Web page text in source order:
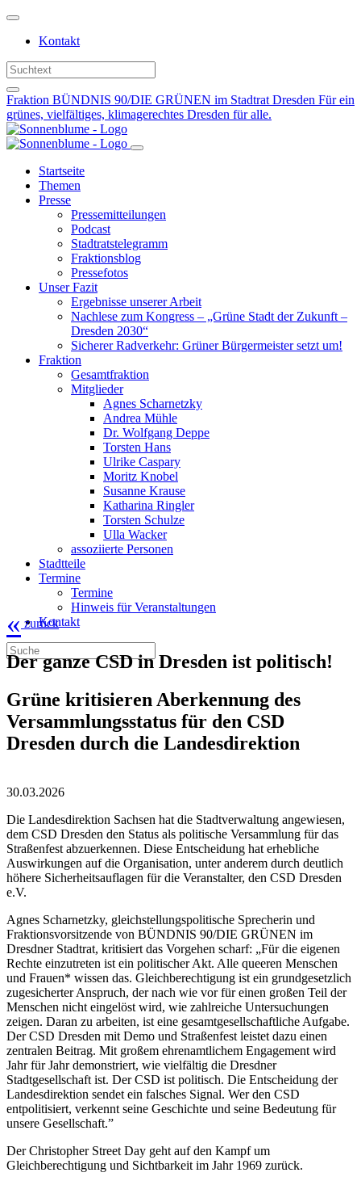
Weiter
Inhalt
Kontakt
Fraktion BÜNDNIS 90/DIE GRÜNEN im Stadtrat Dresden Für ein
grünes, vielfältiges, klimagerechtes Dresden für alle.
Startseite
Themen
Presse
Pressemitteilungen
Podcast
Stadtratstelegramm
Fraktionsblog
Pressefotos
Unser Fazit
Ergebnisse unserer Arbeit
Nachlese zum Kongress – „Grüne Stadt der Zukunft –
Dresden 2030“
Sicherer Radverkehr: Grüner Bürgermeister setzt um!
Fraktion
Gesamtfraktion
Mitglieder
Agnes Scharnetzky
Andrea Mühle
Dr. Wolfgang Deppe
Torsten Hans
Ulrike Caspary
Moritz Knobel
Susanne Krause
Katharina Ringler
Torsten Schulze
Ulla Wacker
assoziierte Personen
Stadtteile
Termine
Termine
Hinweis für Veranstaltungen
Kontakt
« zurück
Der ganze CSD in Dresden ist politisch!
Grüne kritisieren Aberkennung des
Versammlungsstatus für den CSD
Dresden durch die Landesdirektion
30.03.2026
Die Landesdirektion Sachsen hat die Stadtverwaltung angewiesen,
dem CSD Dresden den Status als politische Versammlung für das
Straßenfest abzuerkennen. Diese Entscheidung hat erhebliche
Auswirkungen auf die Organisation, unter anderem durch deutlich
höhere Sicherheitsauflagen für die Veranstalter, den CSD Dresden
e.V.
Agnes Scharnetzky, gleichstellungspolitische Sprecherin und
Fraktionsvorsitzende von BÜNDNIS 90/DIE GRÜNEN im
Dresdner Stadtrat, kritisiert das Vorgehen scharf: „Für die eigenen
Rechte einzutreten ist ein politischer Akt. Alle queeren Menschen
und Frauen* wissen das. Gleichberechtigung ist ein grundgesetzlich
zugesicherter Anspruch, der nach wie vor für einen großen Teil der
Menschen nicht eingelöst wird, wie zahlreiche Untersuchungen
zeigen. Daran zu arbeiten, ist eine gesamtgesellschaftliche Aufgabe.
Der CSD Dresden mit Demo und Straßenfest leistet dazu einen
zentralen Beitrag. Mit großem ehrenamtlichem Engagement wird
Jahr für Jahr demonstriert, wie vielfältig die Dresdner
Stadtgesellschaft ist. Der CSD ist politisch. Die Entscheidung der
Landesdirektion sendet ein falsches Signal. Wer den CSD
entpolitisiert, verkennt seine Geschichte und seine Bedeutung für
unsere Gesellschaft.”
Der Christopher Street Day geht auf den Kampf um
Gleichberechtigung und Sichtbarkeit im Jahr 1969 zurück.